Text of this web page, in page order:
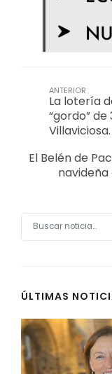
ANTERIOR
La lotería
“gordo”
El Belén de
navideña
ÚLTIMAS